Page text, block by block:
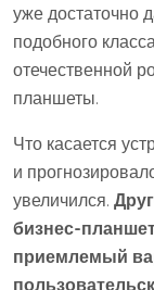
уже достаточно
подобного
отечественной
планшеты.
Что касается
и
увеличился.
бизнес-
приемлемый